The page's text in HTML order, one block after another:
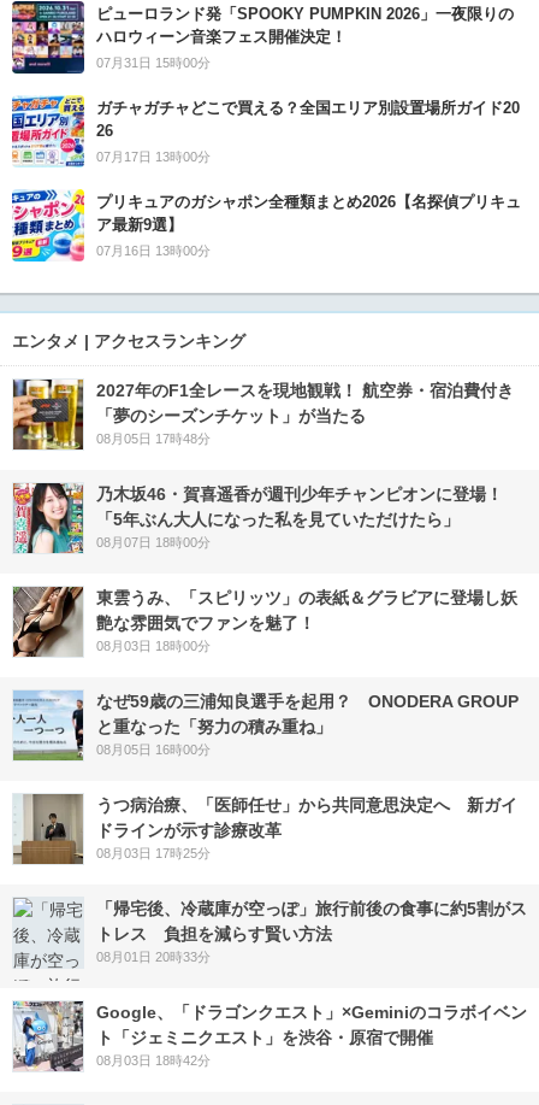
ピューロランド発「SPOOKY PUMPKIN 2026」一夜限りの
ハロウィーン音楽フェス開催決定！
07月31日 15時00分
ガチャガチャどこで買える？全国エリア別設置場所ガイド20
26
07月17日 13時00分
プリキュアのガシャポン全種類まとめ2026【名探偵プリキュ
ア最新9選】
07月16日 13時00分
エンタメ | アクセスランキング
2027年のF1全レースを現地観戦！ 航空券・宿泊費付き
「夢のシーズンチケット」が当たる
08月05日 17時48分
乃木坂46・賀喜遥香が週刊少年チャンピオンに登場！
「5年ぶん大人になった私を見ていただけたら」
08月07日 18時00分
東雲うみ、「スピリッツ」の表紙＆グラビアに登場し妖
艶な雰囲気でファンを魅了！
08月03日 18時00分
なぜ59歳の三浦知良選手を起用？ ONODERA GROUP
と重なった「努力の積み重ね」
08月05日 16時00分
うつ病治療、「医師任せ」から共同意思決定へ 新ガイ
ドラインが示す診療改革
08月03日 17時25分
「帰宅後、冷蔵庫が空っぽ」旅行前後の食事に約5割がス
トレス 負担を減らす賢い方法
08月01日 20時33分
Google、「ドラゴンクエスト」×Geminiのコラボイベン
ト「ジェミニクエスト」を渋谷・原宿で開催
08月03日 18時42分